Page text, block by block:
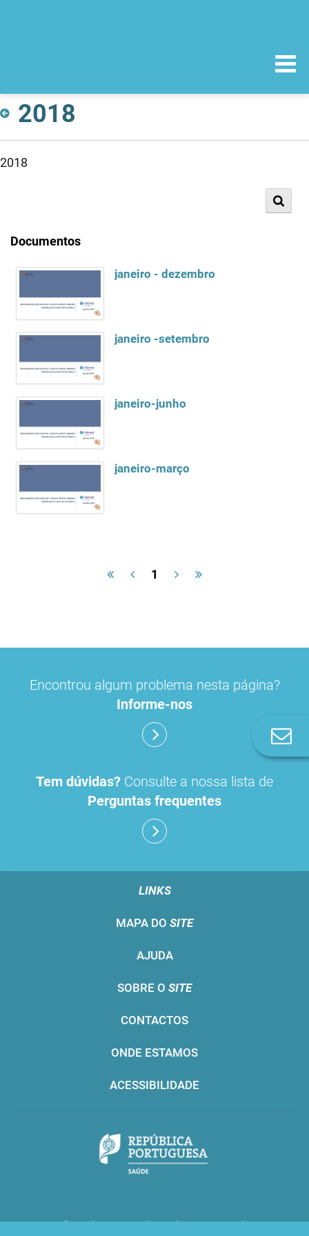
2018
2018
Documentos
janeiro - dezembro
janeiro -setembro
janeiro-junho
janeiro-março
1
Encontrou algum problema nesta página?
Informe-nos
Tem dúvidas? Consulte a nossa lista de
Perguntas frequentes
LINKS
MAPA DO SITE
AJUDA
SOBRE O SITE
CONTACTOS
ONDE ESTAMOS
ACESSIBILIDADE
Infarmed © 2016. Todos os direitos reservados